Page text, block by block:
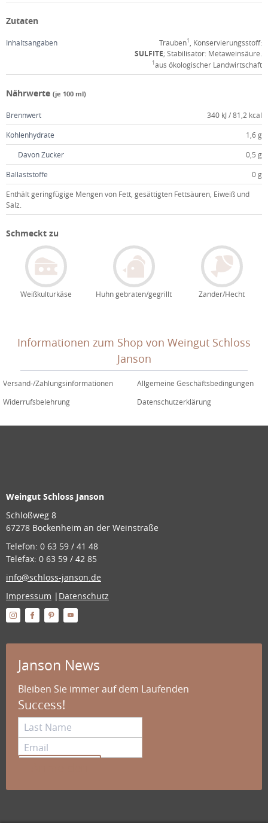
Zutaten
Inhaltsangaben Trauben1 , Konservierungsstoff:
SULFITE; Stabilisator: Metaweinsäure.
1aus ökologischer Landwirtschaft
Nährwerte (je 100 ml)
Brennwert 340 kJ / 81,2 kcal
Kohlenhydrate 1,6 g
Davon Zucker 0,5 g
Ballaststoffe 0 g
Enthält geringfügige Mengen von Fett, gesättigten Fettsäuren, Eiweiß und
Salz.
Schmeckt zu
Weißkulturkäse Huhn gebraten/gegrillt Zander/Hecht
Informationen zum Shop von Weingut Schloss
Janson
Versand-/Zahlungsinformationen
Allgemeine Geschäftsbedingungen
Widerrufsbelehrung
Datenschutzerklärung
Weingut Schloss Janson
Schloßweg 8
67278 Bockenheim an der Weinstraße
Telefon: 0 63 59 / 41 48
Telefax: 0 63 59 / 42 85
info@schloss-janson.de
Impressum | Datenschutz
Janson News
Bleiben Sie immer auf dem Laufenden
Success!